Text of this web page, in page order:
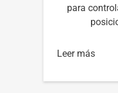
para
Leer más